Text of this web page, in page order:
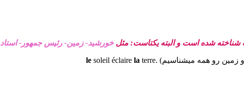
شده است و البته یکتاست: مثلخورشید- زمین- رئیس جمهور- استاد
زمین رو همه میشناسیم) . le soleil éclaire la terre